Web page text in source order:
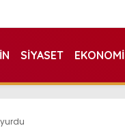
SIYASET EKONOMI